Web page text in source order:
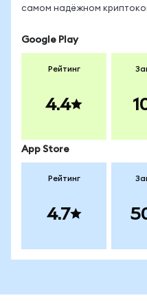
самом надёжном
Google Play
Рейтинг
4.4
App Store
Рейтинг
4.7